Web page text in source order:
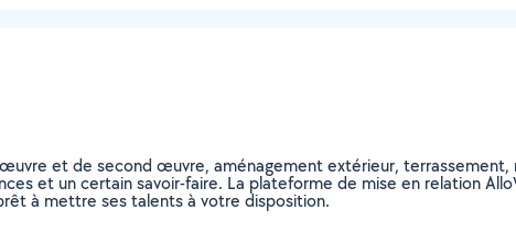
œuvre et de second œuvre, aménagement extérieur,
et un certain savoir-faire. La plateforme de mise en relation
à mettre ses talents à votre disposition.